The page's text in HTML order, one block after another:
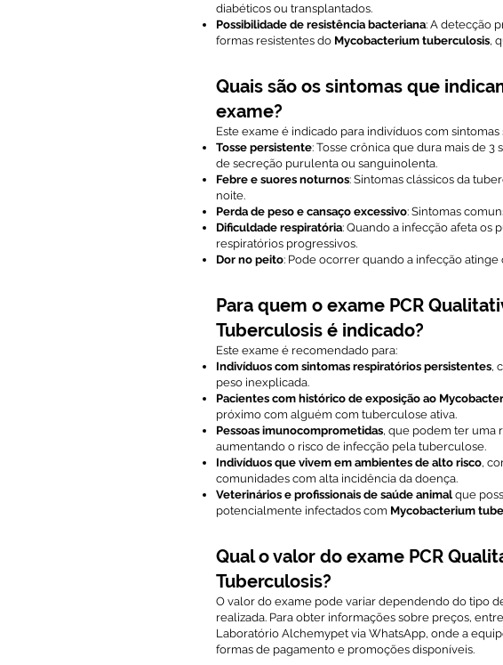
diabéticos ou transplantados.
Possibilidade de resistência bacteriana: A detecção
formas resistentes do Mycobacterium tuberculosis,
Quais são os sintomas que
exame?
Este exame é indicado para indivíduos com
Tosse persistente: Tosse crônica que dura mais de 3
de secreção purulenta ou sanguinolenta.
Febre e suores noturnos: Sintomas clássicos da
noite.
Perda de peso e cansaço excessivo: Sintomas
Dificuldade respiratória: Quando a infecção afeta os
respiratórios progressivos.
Dor no peito: Pode ocorrer quando a infecção
Para quem o exame PCR
Tuberculosis é indicado?
Este exame é recomendado para:
Indivíduos com sintomas respiratórios persistentes,
peso inexplicada.
Pacientes com histórico de exposição ao
próximo com alguém com tuberculose ativa.
Pessoas imunocomprometidas, que podem ter uma
aumentando o risco de infecção pela tuberculose.
Indivíduos que vivem em ambientes de alto risco,
comunidades com alta incidência da doença.
Veterinários e profissionais de saúde animal que
potencialmente infectados com Mycobacterium
Qual o valor do exame PCR
Tuberculosis?
O valor do exame pode variar dependendo do tipo
realizada. Para obter informações sobre preços,
Laboratório Alchemypet via WhatsApp, onde a
formas de pagamento e promoções disponíveis.